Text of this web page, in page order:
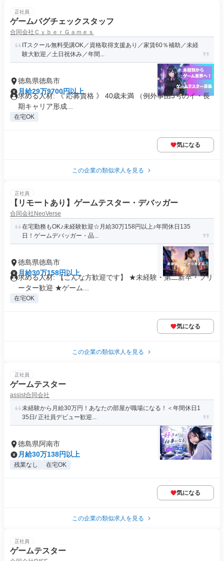
正社員
ゲームバグチェックスタッフ
合同会社ＣｙｂｅｒＧａｍｅｓ
ITスクール無料受講OK／資格取得支援あり／家賃60％補助／未経
験大歓迎／土日祝休み／年間...
徳島県徳島市
月給29万9700円以上
求める人材: 《 応募資格 》 40歳未満 （例外事由3号のイ・長
期キャリア形成...
在宅OK
気になる
この企業の類似求人を見る
正社員
【リモートあり】ゲームテスター・デバッガー
合同会社NeoVerse
在宅勤務もOK♪未経験歓迎☆月給30万158円以上♪年間休日135
日！ゲームデバッガー・品...
徳島県徳島市
月給30万158円以上
求める人材: 【こんな方歓迎です】 ★未経験・第二新卒・フリ
ーター歓迎 ★ゲーム...
在宅OK
気になる
この企業の類似求人を見る
正社員
ゲームテスター
assist合同会社
未経験から月給30万円！あなたの部屋が職場になる！＜年間休日1
35日/ 正社員デビュー歓迎...
徳島県阿南市
月給30万138円以上
残業なし 在宅OK
気になる
この企業の類似求人を見る
正社員
ゲームテスター